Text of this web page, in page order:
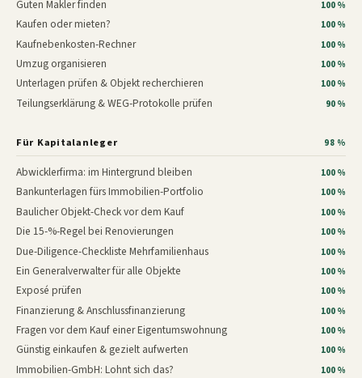
Guten Makler finden 100 %
Kaufen oder mieten? 100 %
Kaufnebenkosten-Rechner 100 %
Umzug organisieren 100 %
Unterlagen prüfen & Objekt recherchieren 100 %
Teilungserklärung & WEG-Protokolle prüfen 90 %
Für Kapitalanleger 98 %
Abwicklerfirma: im Hintergrund bleiben 100 %
Bankunterlagen fürs Immobilien-Portfolio 100 %
Baulicher Objekt-Check vor dem Kauf 100 %
Die 15-%-Regel bei Renovierungen 100 %
Due-Diligence-Checkliste Mehrfamilienhaus 100 %
Ein Generalverwalter für alle Objekte 100 %
Exposé prüfen 100 %
Finanzierung & Anschlussfinanzierung 100 %
Fragen vor dem Kauf einer Eigentumswohnung 100 %
Günstig einkaufen & gezielt aufwerten 100 %
Immobilien-GmbH: Lohnt sich das? 100 %